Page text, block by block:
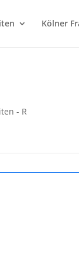
Kölner
- R